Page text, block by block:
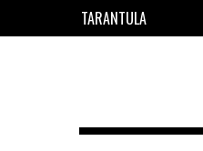
TARANTULA